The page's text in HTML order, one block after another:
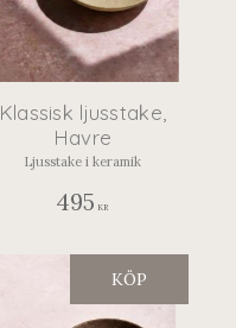
Klassisk ljusstake,
Havre
Ljusstake i keramik
495 KR
KÖP